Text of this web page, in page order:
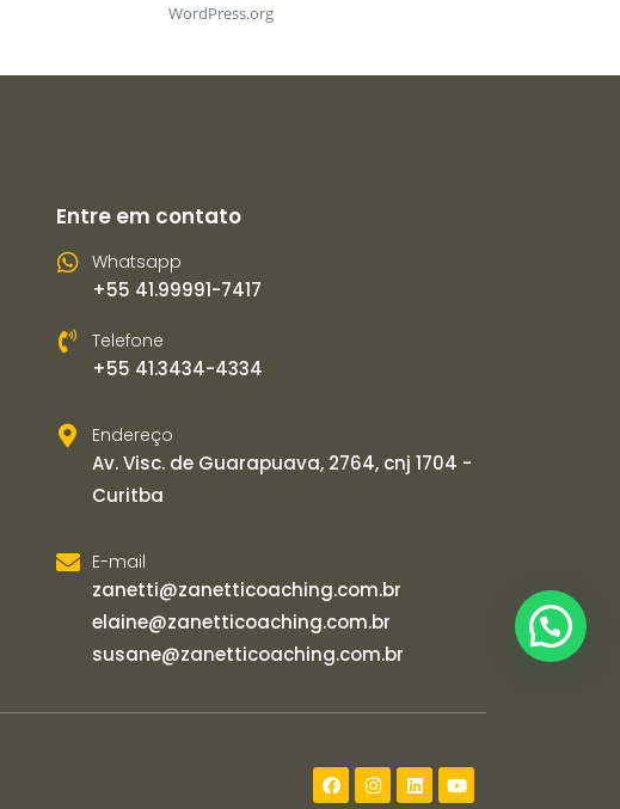
WordPress.org
Entre em contato
Whatsapp
+55 41.99991-7417
Telefone
+55 41.3434-4334
Endereço
Av. Visc. de Guarapuava, 2764, cnj 1704 -
Curitba
E-mail
zanetti@zanetticoaching.com.br
elaine@zanetticoaching.com.br
susane@zanetticoaching.com.br